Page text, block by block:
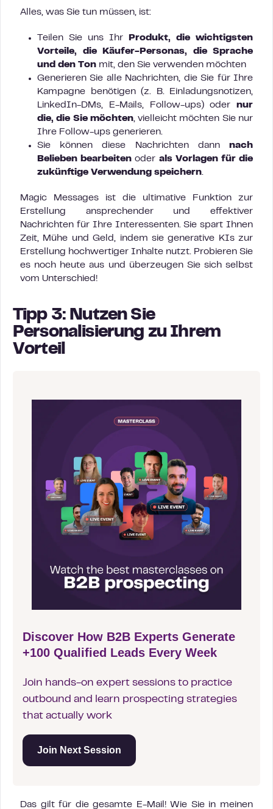
Alles, was Sie tun müssen, ist:
Teilen Sie uns Ihr
Produkt, die wichtigsten
Vorteile, die Käufer-Personas, die Sprache
und den Ton mit, den Sie verwenden möchten
Generieren Sie alle Nachrichten, die Sie für Ihre
Kampagne benötigen (z. B. Einladungsnotizen,
LinkedIn-DMs, E-Mails, Follow-ups) oder nur
die, die Sie möchten, vielleicht möchten Sie nur
Ihre Follow-ups generieren.
Sie können diese Nachrichten dann nach
Belieben bearbeiten oder als Vorlagen für die
zukünftige Verwendung speichern
Magic Messages ist die ultimative Funktion zur
Erstellung ansprechender und effektiver
Nachrichten für Ihre Interessenten. Sie spart Ihnen
Zeit, Mühe und Geld, indem sie generative KIs zur
Erstellung hochwertiger Inhalte nutzt. Probieren Sie
es noch heute aus und überzeugen Sie sich selbst
vom Unterschied!
Tipp 3: Nutzen Sie
Personalisierung zu Ihrem
Vorteil
Discover How B2B Experts Generate
+100 Qualified Leads Every Week
Join hands-on expert sessions to practice
outbound and learn prospecting strategies
that actually work
Join Next Session
Das gilt für die gesamte E-Mail! Wie Sie in meinen